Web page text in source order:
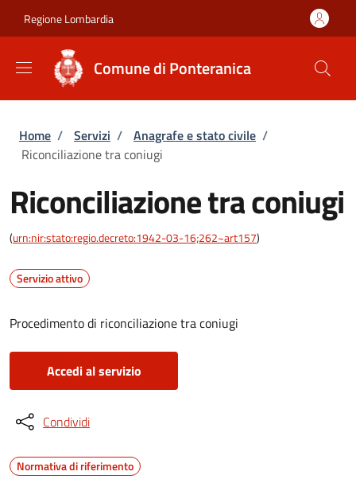
Regione Lombardia
Comune di Ponteranica
Briciole di pane
Home / Servizi / Anagrafe e stato civile /
Riconciliazione tra coniugi
Riconciliazione tra coniugi
(urn:nir:stato:regio.decreto:1942-03-16;262~art157)
Servizio attivo
Procedimento di riconciliazione tra coniugi
Accedi al servizio
Condividi
Normativa di riferimento